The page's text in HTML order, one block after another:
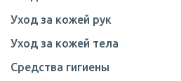
Уход за кожей рук
Уход за кожей тела
Средства гигиены